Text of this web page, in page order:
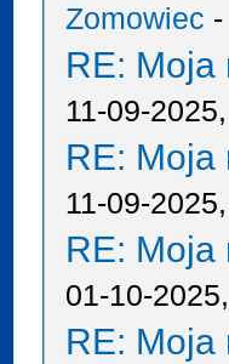
Zomowiec
RE: Moja
11-09-
RE: Moja
11-09-
RE: Moja
01-10-
RE: Moja